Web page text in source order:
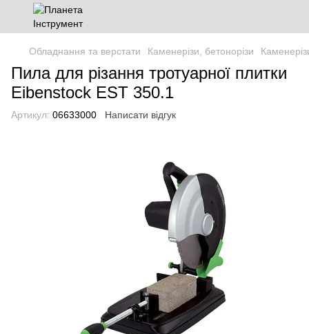
Обладнання та верстати Каменерізи, бетонорізи
Пила для різання тротуарної плитки
Eibenstock EST 350.1
Артикул: 06633000 Написати відгук